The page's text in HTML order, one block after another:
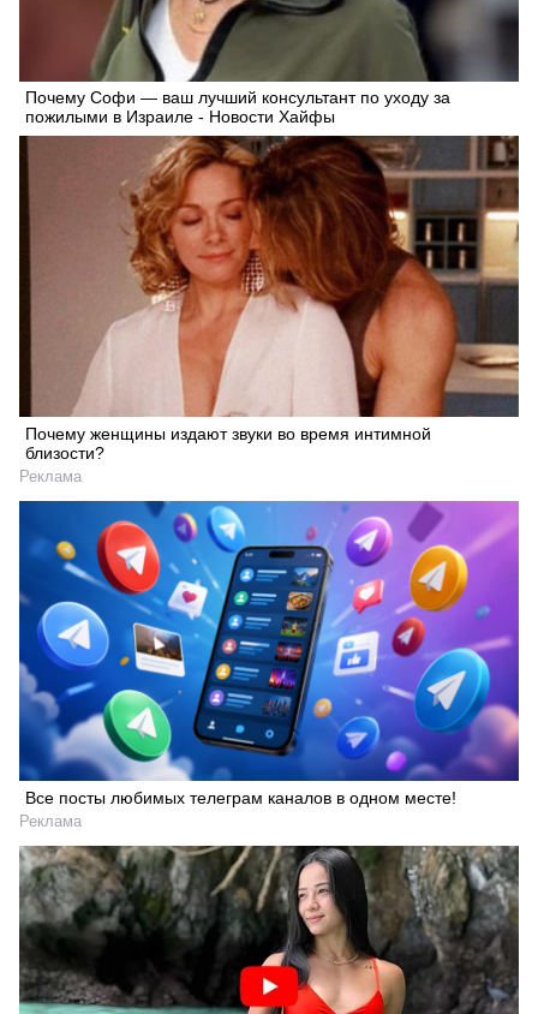
Почему Софи — ваш лучший консультант по уходу за
пожилыми в Израиле - Новости Хайфы
Почему женщины издают звуки во время интимной
близости?
Реклама
Все посты любимых телеграм каналов в одном месте!
Реклама